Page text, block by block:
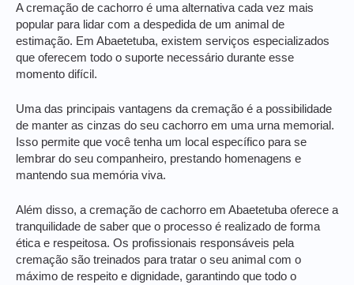
A cremação de cachorro é uma alternativa cada vez mais
popular para lidar com a despedida de um animal de
estimação. Em Abaetetuba, existem serviços especializados
que oferecem todo o suporte necessário durante esse
momento difícil.
Uma das principais vantagens da cremação é a possibilidade
de manter as cinzas do seu cachorro em uma urna memorial.
Isso permite que você tenha um local específico para se
lembrar do seu companheiro, prestando homenagens e
mantendo sua memória viva.
Além disso, a cremação de cachorro em Abaetetuba oferece a
tranquilidade de saber que o processo é realizado de forma
ética e respeitosa. Os profissionais responsáveis pela
cremação são treinados para tratar o seu animal com o
máximo de respeito e dignidade, garantindo que todo o